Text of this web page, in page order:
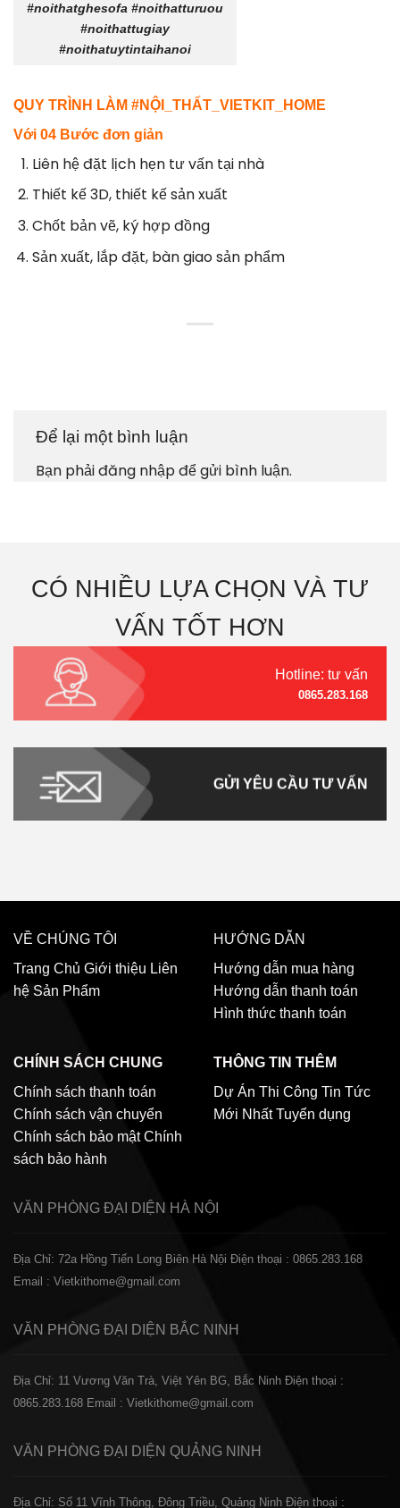
#noithatghesofa #noithatturuou
#noithattugiay
#noithatuytintaihanoi
QUY TRÌNH LÀM #NỘI_THẤT_VIETKIT_HOME
Với 04 Bước đơn giản
Liên hệ đặt lịch hẹn tư vấn tại nhà
Thiết kế 3D, thiết kế sản xuất
Chốt bản vẽ, ký hợp đồng
Sản xuất, lắp đặt, bàn giao sản phẩm
Để lại một bình luận
Bạn phảiđăng nhậpđể gửi bình luận.
CÓ NHIỀU LỰA CHỌN VÀ TƯ
VẤN TỐT HƠN
Hotline: tư vấn
0865.283.168
GỬI YÊU CẦU TƯ VẤN
VỀ CHÚNG TÔI
Trang Chủ Giới thiệu Liên
hệ Sản Phẩm
HƯỚNG DẪN
Hướng dẫn mua hàng
Hướng dẫn thanh toán
Hình thức thanh toán
CHÍNH SÁCH CHUNG
Chính sách thanh toán
Chính sách vận chuyển
Chính sách bảo mật Chính
sách bảo hành
THÔNG TIN THÊM
Dự Án Thi Công Tin Tức
Mới Nhất Tuyển dụng
VĂN PHÒNG ĐẠI DIỆN HÀ NỘI
Địa Chỉ: 72a Hồng Tiến Long Biên Hà Nội Điện thoại : 0865.283.168
Email : Vietkithome@gmail.com
VĂN PHÒNG ĐẠI DIỆN BẮC NINH
Địa Chỉ: 11 Vương Văn Trà, Việt Yên BG, Bắc Ninh Điện thoại :
0865.283.168 Email : Vietkithome@gmail.com
VĂN PHÒNG ĐẠI DIỆN QUẢNG NINH
Địa Chỉ: Số 11 Vĩnh Thông, Đông Triều, Quảng Ninh Điện thoại :